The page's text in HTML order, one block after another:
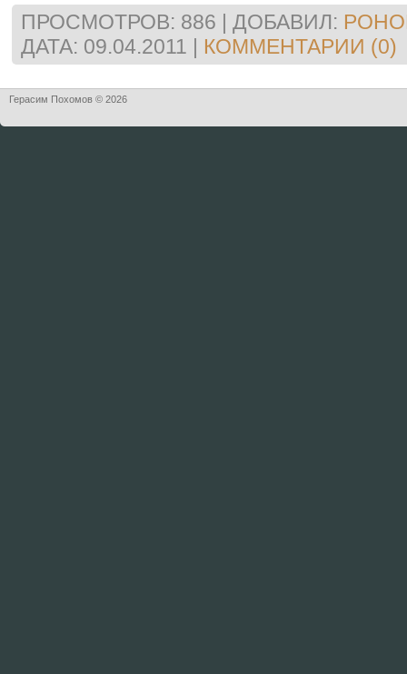
ПРОСМОТРОВ: 886 | ДОБАВИЛ:
ДАТА: 09.04.2011 | КОММЕНТАРИИ (0)
Герасим Похомов © 2026